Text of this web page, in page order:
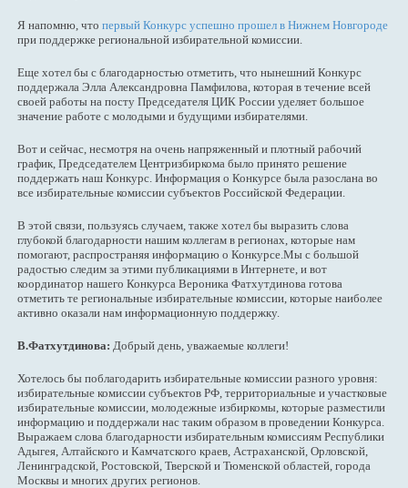
Я напомню, что первый Конкурс успешно прошел в Нижнем Новгороде
при поддержке региональной избирательной комиссии.
Еще хотел бы с благодарностью отметить, что нынешний Конкурс
поддержала Элла Александровна Памфилова, которая в течение всей
своей работы на посту Председателя ЦИК России уделяет большое
значение работе с молодыми и будущими избирателями.
Вот и сейчас, несмотря на очень напряженный и плотный рабочий
график, Председателем Центризбиркома было принято решение
поддержать наш Конкурс. Информация о Конкурсе была разослана во
все избирательные комиссии субъектов Российской Федерации.
В этой связи, пользуясь случаем, также хотел бы выразить слова
глубокой благодарности нашим коллегам в регионах, которые нам
помогают, распространяя информацию о Конкурсе.Мы с большой
радостью следим за этими публикациями в Интернете, и вот
координатор нашего Конкурса Вероника Фатхутдинова готова
отметить те региональные избирательные комиссии, которые наиболее
активно оказали нам информационную поддержку.
В.Фатхутдинова: Добрый день, уважаемые коллеги!
Хотелось бы поблагодарить избирательные комиссии разного уровня:
избирательные комиссии субъектов РФ, территориальные и участковые
избирательные комиссии, молодежные избиркомы, которые разместили
информацию и поддержали нас таким образом в проведении Конкурса.
Выражаем слова благодарности избирательным комиссиям Республики
Адыгея, Алтайского и Камчатского краев, Астраханской, Орловской,
Ленинградской, Ростовской, Тверской и Тюменской областей, города
Москвы и многих других регионов.